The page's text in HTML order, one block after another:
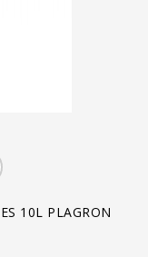
10L PLAGRON